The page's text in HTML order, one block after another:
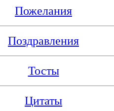
Пожелания
Поздравления
Тосты
Цитаты